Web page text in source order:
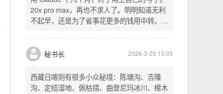
秘书长 2026-4-6 23:50
用 Claude 十几个月，终于用上自己的号了。
20x pro max，再也不求人了。明明知道无利
不起早，还是为了省事花更多的钱用中转。链
SSH 用 gost 做 HTTP+SOCKS 转换才能用
多 Agent。配置麻烦了点，设定好了后直接任
秘书长 2026-3-23 15:03